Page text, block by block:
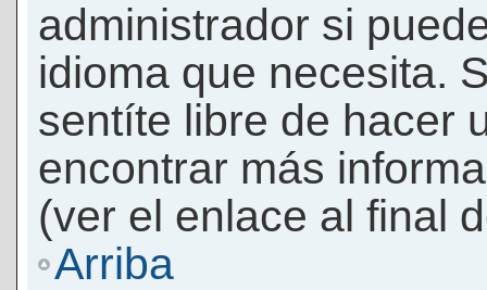
administrador si
idioma que necesita.
sentíte libre de hacer
encontrar más
(ver el enlace al final
Arriba